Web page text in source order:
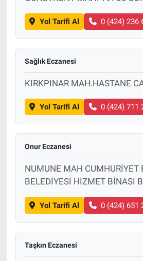
Yol Tarifi Al 0 (424) 236
Sağlık Eczanesi
KIRKPINAR MAH.HASTANE
Yol Tarifi Al 0 (424) 711
Onur Eczanesi
NUMUNE MAH CUMHURİYET
BELEDİYESİ HİZMET BİNASI
Yol Tarifi Al 0 (424) 651
Taşkın Eczanesi